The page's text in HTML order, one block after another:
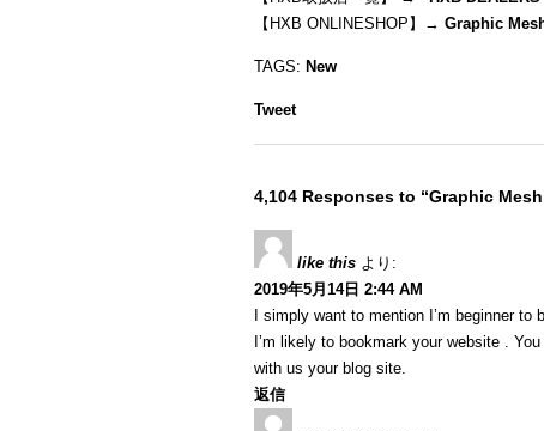
【HXB ONLINESHOP】→ Graphic
TAGS: New
Tweet
4,104 Responses to “Graphic Mesh
like this より:
2019年5月14日 2:44 AM
I simply want to mention I’m beginner
I’m likely to bookmark your website .
with us your blog site.
返信